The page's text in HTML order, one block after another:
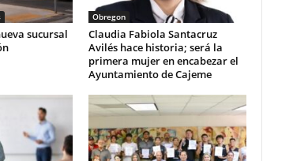
sucursal
Obregon
Claudia Fabiola Santacruz
Avilés hace historia; será la
primera mujer en encabezar el
Ayuntamiento de Cajeme